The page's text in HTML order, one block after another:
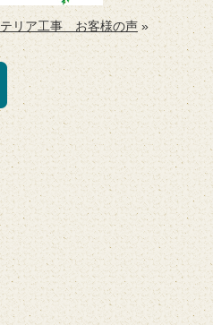
リア工事 お客様の声 »